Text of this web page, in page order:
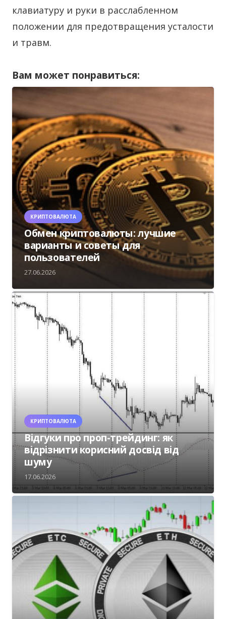
клавиатуру и руки в расслабленном
положении для предотвращения усталости
и травм.
Вам может понравиться:
КРИПТОВАЛЮТА
Обмен криптовалюты: лучшие
варианты и советы для
пользователей
27.06.2026
КРИПТОВАЛЮТА
Відгуки про проп-трейдинг: як
відрізнити корисний досвід від
шуму
17.06.2026